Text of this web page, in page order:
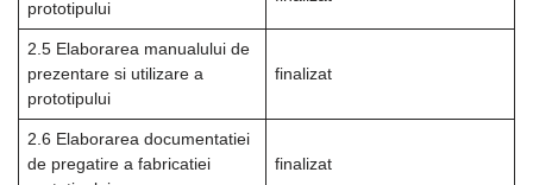
prototipului
2.5 Elaborarea manualului de
prezentare si utilizare a
prototipului
finalizat
2.6 Elaborarea documentatiei
de pregatire a fabricatiei
finalizat